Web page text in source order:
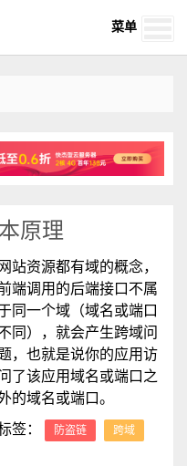
菜单
原理
网站资源都有域的概念，
端调用的后端接口不属
同一个域（域名或端口
同），就会产生跨域问
，也就是说你的应用访
了该应用域名或端口之
的域名或端口。
签：
防盗链 跨域